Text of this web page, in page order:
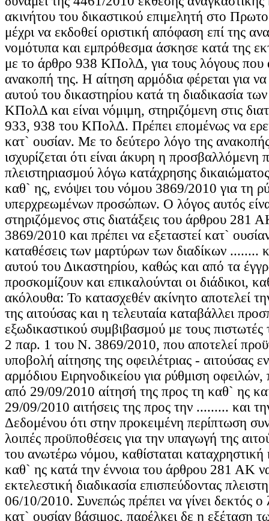
ακινήτου του δικαστικού επιμελητή στο
μέχρι να εκδοθεί οριστική απόφαση επί της
νομότυπα και εμπρόθεσμα άσκησε κατά της
με το άρθρο 938 ΚΠολΔ, για τους λόγους που
ανακοπή της. Η αίτηση αρμόδια φέρεται για
αυτού του δικαστηρίου κατά τη διαδικασία
ΚΠολΔ και είναι νόμιμη, στηριζόμενη στις
933, 938 του ΚΠολΔ. Πρέπει επομένως να
κατ` ουσίαν. Με το δεύτερο λόγο της
ισχυρίζεται ότι είναι άκυρη η προσβαλλόμενη
πλειστηριασμού λόγω κατάχρησης
καθ` ης, ενόψει του νόμου 3869/2010 για τη
υπερχρεωμένων προσώπων. Ο λόγος αυτός
στηριζόμενος στις διατάξεις του άρθρου 281
3869/2010 και πρέπει να εξεταστεί κατ`
καταθέσεις των μαρτύρων των διαδίκων ........
αυτού του Δικαστηρίου, καθώς και από τα
προσκομίζουν και επικαλούνται οι διάδικοι,
ακόλουθα: Το κατασχεθέν ακίνητο αποτελεί
της αιτούσας και η τελευταία καταβάλλει
εξωδικαστικού συμβιβασμού με τους
2 παρ. 1 του Ν. 3869/2010, που αποτελεί
υποβολή αίτησης της οφειλέτριας - αιτούσας
αρμόδιου Ειρηνοδικείου για ρύθμιση οφειλών,
από 29/09/2010 αίτησή της προς τη καθ` ης
29/09/2010 αιτήσεις της προς την ......... και
Δεδομένου ότι στην προκειμένη περίπτωση
λοιπές προϋποθέσεις για την υπαγωγή της
του ανωτέρω νόμου, καθίσταται
καθ` ης κατά την έννοια του άρθρου 281 ΑΚ να
εκτελεστική διαδικασία επισπεύδοντας
06/10/2010. Συνεπώς πρέπει να γίνει δεκτός ο
κατ` ουσίαν βάσιμος, παρέλκει δε η εξέταση